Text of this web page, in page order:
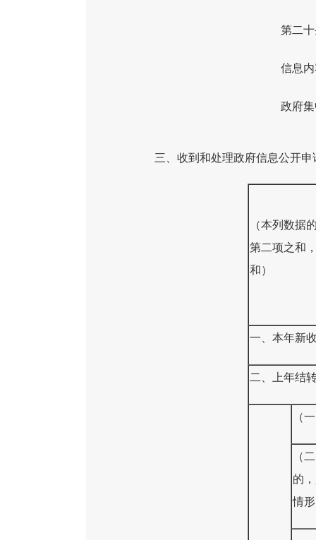
第二
信息
政府
三、收到和处理政府信息公开申
（本列数据
第二项之和
和）
一、本年新
二、上年结
（
（
的
情形